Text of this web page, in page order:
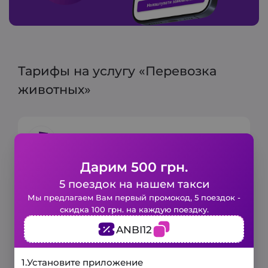
Тарифы на услугу «Перевозка
животных»
Минимальный тариф:
Включено 6 мин и 3 км
80+80 грн.
Цена за 1 км: 15 грн
Закажите такси в 1 клик!
Заполните короткую форму и наше
авто будет у вас уже через
несколько минут.
3 минуты
Дарим 500 грн.
5 поездок на нашем такси
Мы предлагаем Вам первый промокод, 5 поездок -
скидка 100 грн. на каждую поездку.
ANBI12
1.Установите приложение